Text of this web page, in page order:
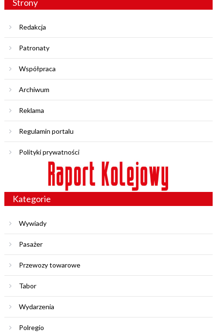
Strony
Redakcja
Patronaty
Współpraca
Archiwum
Reklama
Regulamin portalu
Polityki prywatności
Kategorie
Wywiady
Pasażer
Przewozy towarowe
Tabor
Wydarzenia
Polregio